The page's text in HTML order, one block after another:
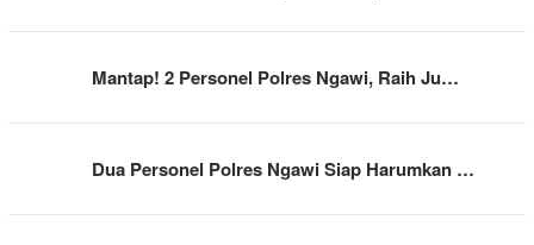
Mantap! 2 Personel Polres Ngawi, Raih Ju…
Dua Personel Polres Ngawi Siap Harumkan …